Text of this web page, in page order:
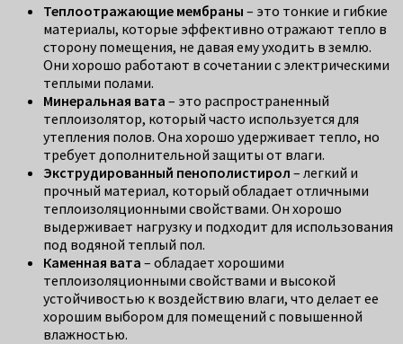
Теплоотражающие мембраны – это тонкие и гибкие
материалы, которые эффективно отражают тепло в
сторону помещения, не давая ему уходить в землю.
Они хорошо работают в сочетании с электрическими
теплыми полами.
Минеральная вата – это распространенный
теплоизолятор, который часто используется для
утепления полов. Она хорошо удерживает тепло, но
требует дополнительной защиты от влаги.
Экструдированный пенополистирол – легкий и
прочный материал, который обладает отличными
теплоизоляционными свойствами. Он хорошо
выдерживает нагрузку и подходит для использования
под водяной теплый пол.
Каменная вата – обладает хорошими
теплоизоляционными свойствами и высокой
устойчивостью к воздействию влаги, что делает ее
хорошим выбором для помещений с повышенной
влажностью.